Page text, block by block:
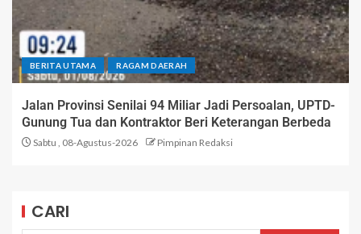
BERITA UTAMA RAGAM DAERAH
Jalan Provinsi Senilai 94 Miliar Jadi Persoalan, UPTD-
Gunung Tua dan Kontraktor Beri Keterangan Berbeda
Sabtu , 08-Agustus-2026 Pimpinan Redaksi
CARI